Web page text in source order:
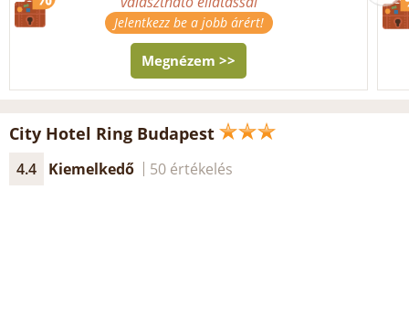
Jelentkezz be a jobb árért!
Megnézem >>
City Hotel Ring Budapest
4.4 Kiemelkedő 50 értékelés